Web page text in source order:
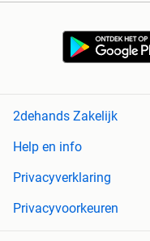
2dehands Zakelijk
Help en info
Privacyverklaring
Privacyvoorkeuren